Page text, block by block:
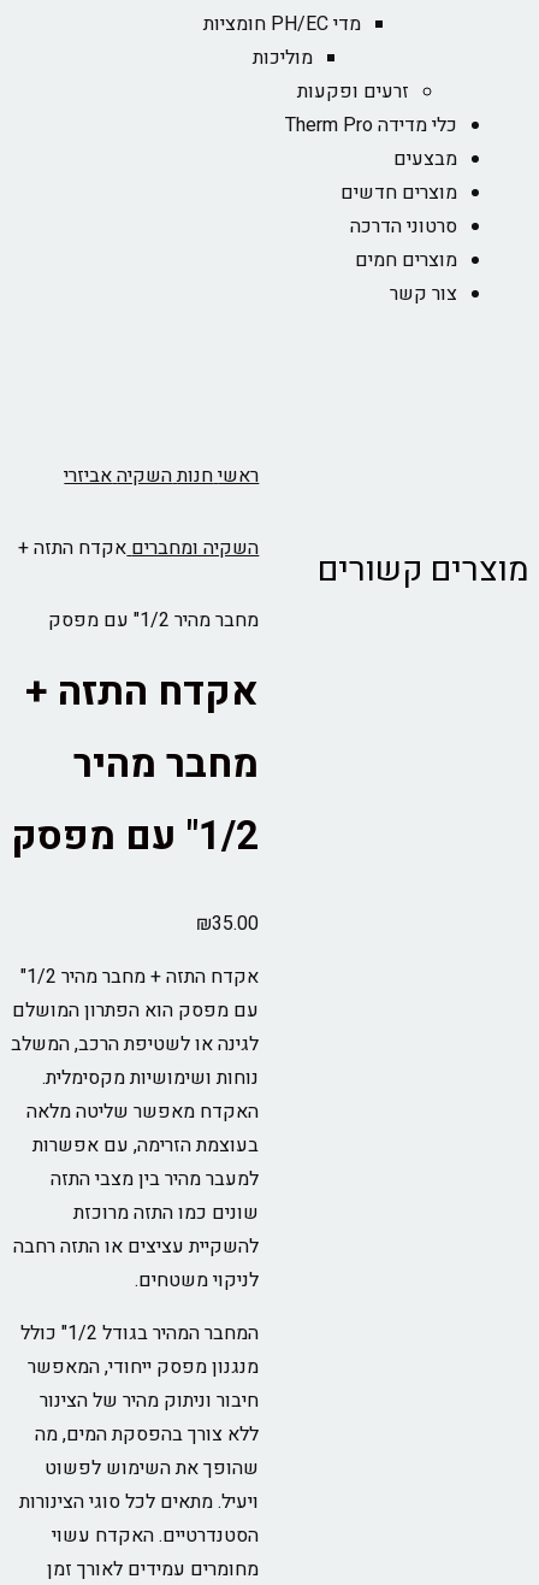
מדי PH/EC חומציות
מוליכות
זרעים ופקעות
כלי מדידה Therm Pro
מבצעים
מוצרים חדשים
סרטוני הדרכה
מוצרים חמים
צור קשר
ראשיחנותהשקיהאביזרי
השקיה ומחבריםאקדח התזה +
מחבר מהיר 1/2" עם מפסק
אקדח התזה +
מחבר מהיר
1/2" עם מפסק
₪35.00
אקדח התזה + מחבר מהיר 1/2"
עם מפסק הוא הפתרון המושלם
לגינה או לשטיפת הרכב, המשלב
נוחות ושימושיות מקסימלית.
האקדח מאפשר שליטה מלאה
בעוצמת הזרימה, עם אפשרות
למעבר מהיר בין מצבי התזה
שונים כמו התזה מרוכזת
להשקיית עציצים או התזה רחבה
לניקוי משטחים.
המחבר המהיר בגודל 1/2" כולל
מנגנון מפסק ייחודי, המאפשר
חיבור וניתוק מהיר של הצינור
ללא צורך בהפסקת המים, מה
שהופך את השימוש לפשוט
ויעיל. מתאים לכל סוגי הצינורות
הסטנדרטיים. האקדח עשוי
מחומרים עמידים לאורך זמן
מוצרים קשורים